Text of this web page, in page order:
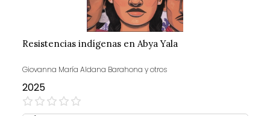
Resistencias indígenas en Abya Yala
Giovanna María Aldana Barahona y otros
2025
0%